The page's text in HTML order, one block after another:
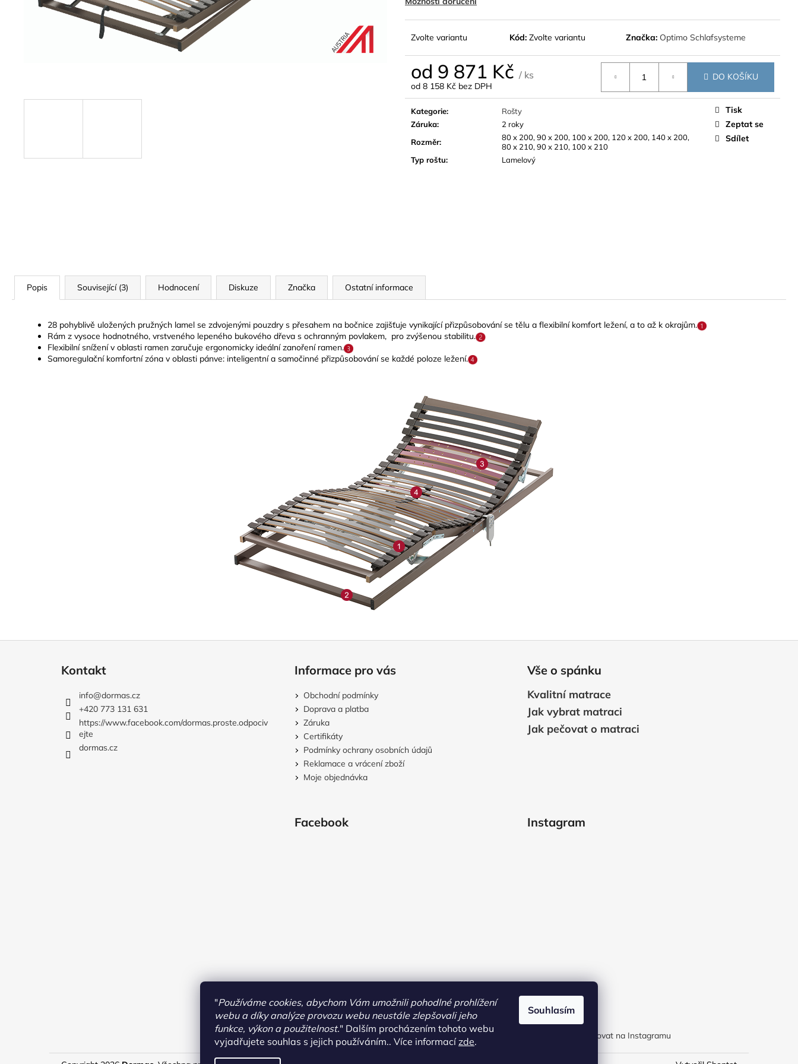
"Používáme cookies, abychom Vám umožnili pohodlné prohlížení
webu a díky analýze provozu webu neustále zlepšovali jeho
funkce, výkon a použitelnost." Dalším procházením tohoto webu
vyjadřujete souhlas s jejich používáním.. Více informacízde.
Souhlasím
Zvolte variantu Kód: Zvolte variantu Značka: Optimo Schlafsysteme
od 9 871 Kč / ks
od 8 158 Kč bez DPH
Měrná
cena:
DO KOŠÍKU
Kategorie:
Rošty
Záruka:
2 roky
Rozměr:
80 x 200, 90 x 200, 100 x 200, 120 x 200, 140 x 200,
80 x 210, 90 x 210, 100 x 210
Typ roštu: Lamelový
Tisk
Zeptat se
Sdílet
Popis Související (3) Hodnocení Diskuze Značka Ostatní informace
28 pohyblivě uložených pružných lamel se zdvojenými pouzdry s přesahem na bočnice zajišťuje vynikající přizpůsobování se tělu a flexibilní komfort ležení, a to až k okrajům.
Rám z vysoce hodnotného, vrstveného lepeného bukového dřeva s ochranným povlakem, pro zvýšenou stabilitu.
Flexibilní snížení v oblasti ramen zaručuje ergonomicky ideální zanoření ramen.
Samoregulační komfortní zóna v oblasti pánve: inteligentní a samočinné přizpůsobování se každé poloze ležení.
Kontakt
info@dormas.cz
+420 773 131 631
https://www.facebook.com/dormas.proste.odpociv
ejte
dormas.cz
Informace pro vás
Obchodní podmínky
Doprava a platba
Záruka
Certifikáty
Podmínky ochrany osobních údajů
Reklamace a vrácení zboží
Moje objednávka
Vše o spánku
Kvalitní matrace
Jak vybrat matraci
Jak pečovat o matraci
Facebook Instagram
Sledovat na Instagramu